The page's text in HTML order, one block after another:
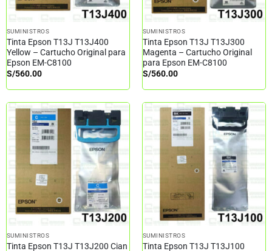
SUMINISTROS
Tinta Epson T13J T13J400
Yellow – Cartucho Original para
Epson EM-C8100
S/560.00
SUMINISTROS
Tinta Epson T13J T13J300
Magenta – Cartucho Original
para Epson EM-C8100
S/560.00
SUMINISTROS
Tinta Epson T13J T13J200 Cian
SUMINISTROS
Tinta Epson T13J T13J100